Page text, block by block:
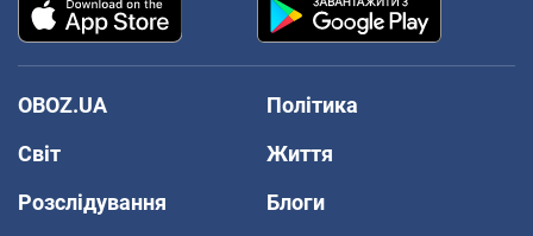
OBOZ.UA
Політика
Світ
Життя
Розслідування
Блоги